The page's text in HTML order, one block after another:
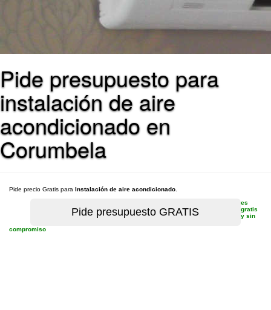
Pide presupuesto para
instalación de aire
acondicionado en
Corumbela
Pide precio Gratis para Instalación de aire acondicionado
es
gratis
y sin
compromiso